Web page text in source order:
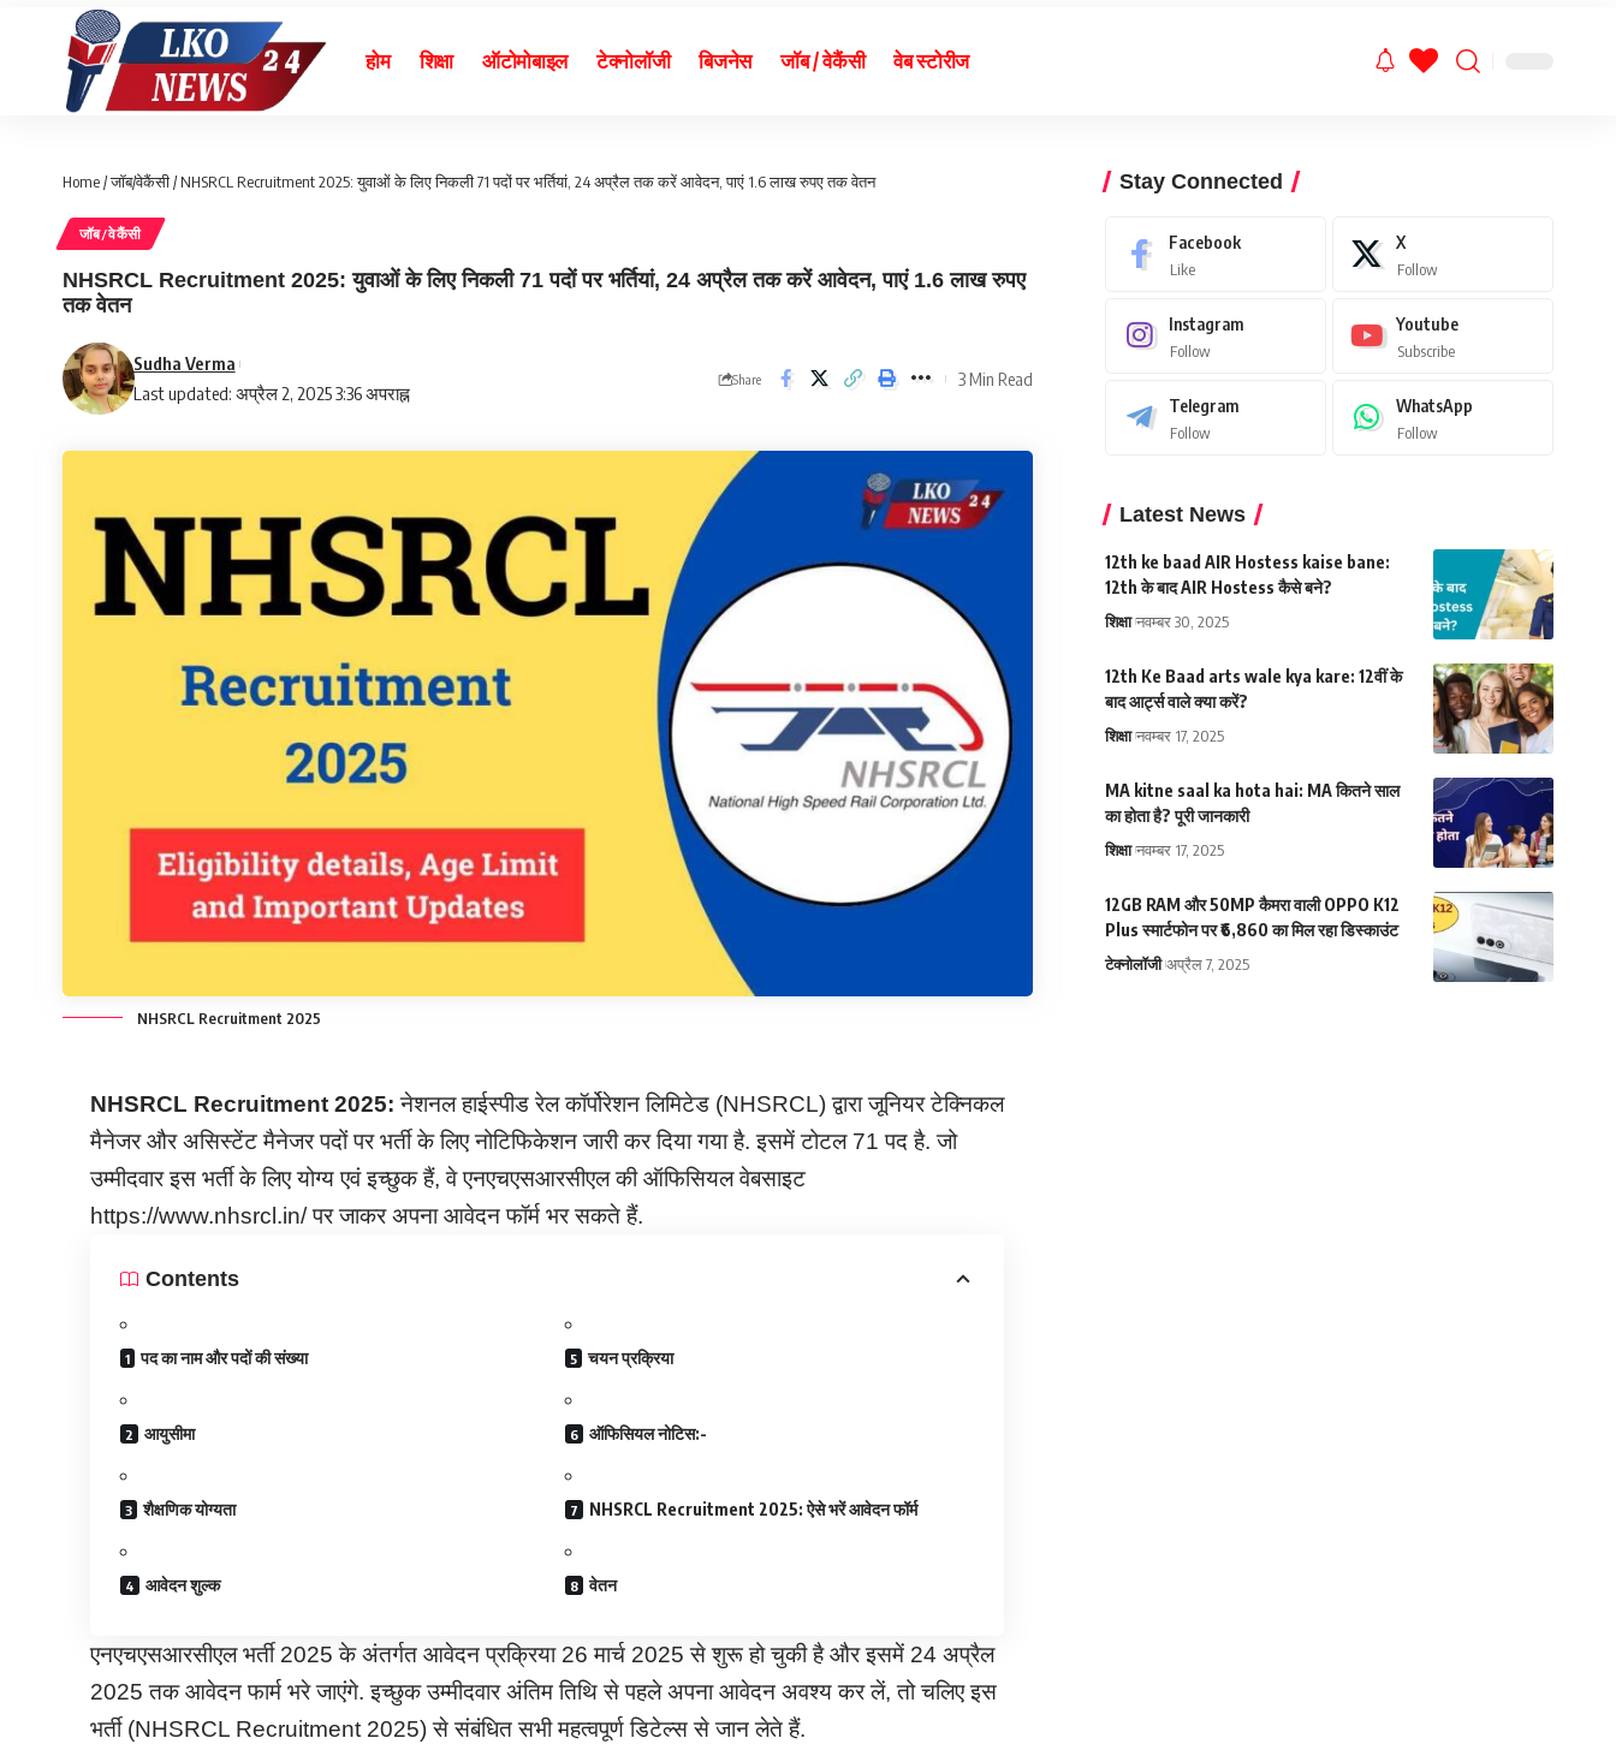
होम शिक्षा ऑटोमोबाइल टेक्नोलॉजी बिजनेस जॉब / वेकैंसी वेब स्टोरीज
Home/जॉब/वेकैंसी/NHSRCL Recruitment 2025: युवाओं के लिए निकली 71 पदों पर भर्तियां, 24 अप्रैल तक करें आवेदन, पाएं 1.6 लाख रुपए तक वेतन
जॉब/वेकैंसी
NHSRCL Recruitment 2025: युवाओं के लिए निकली 71 पदों पर भर्तियां, 24 अप्रैल तक करें आवेदन, पाएं 1.6 लाख रुपए
तक वेतन
Last updated: अप्रैल 2, 2025 3:36 अपराह्न
Sudha Verma
Share 3 Min Read
NHSRCL Recruitment 2025
NHSRCL Recruitment2025: नेशनल हाईस्पीड रेल कॉर्पोरेशन लिमिटेड (NHSRCL) द्वारा जूनियर टेक्निकल
मैनेजर और असिस्टेंट मैनेजर पदों पर भर्ती के लिए नोटिफिकेशन जारी कर दिया गया है. इसमें टोटल 71 पद है. जो
उम्मीदवार इस भर्ती के लिए योग्य एवं इच्छुक हैं, वे एनएचएसआरसीएल की ऑफिसियल वेबसाइट
https://www.nhsrcl.in/ पर जाकर अपना आवेदन फॉर्म भर सकते हैं.
Contents
पद का नाम और पदों की संख्या
आयुसीमा
शैक्षणिक योग्यता
आवेदन शुल्क
चयन प्रक्रिया
ऑफिसियल नोटिस:-
NHSRCL Recruitment 2025: ऐसे भरें आवेदन फॉर्म
वेतन
एनएचएसआरसीएल भर्ती 2025 के अंतर्गत आवेदन प्रक्रिया 26 मार्च 2025 से शुरू हो चुकी है और इसमें 24 अप्रैल
2025 तक आवेदन फार्म भरे जाएंगे. इच्छुक उम्मीदवार अंतिम तिथि से पहले अपना आवेदन अवश्य कर लें, तो चलिए इस
भर्ती (NHSRCL Recruitment 2025) से संबंधित सभी महत्वपूर्ण डिटेल्स से जान लेते हैं.
Stay Connected
Facebook
Like
X
Follow
Instagram
Follow
Youtube
Subscribe
Telegram
Follow
WhatsApp
Follow
Latest News
12th ke baad AIR Hostess kaise bane:
12th के बाद AIR Hostess कैसे बने?
शिक्षा नवम्बर 30, 2025
12th Ke Baad arts wale kya kare: 12वीं के
बाद आर्ट्स वाले क्या करें?
शिक्षा नवम्बर 17, 2025
MA kitne saal ka hota hai: MA कितने साल
का होता है? पूरी जानकारी
शिक्षा नवम्बर 17, 2025
12GB RAM और 50MP कैमरा वाली OPPO K12
Plus स्मार्टफोन पर ₹6,860 का मिल रहा डिस्काउंट
टेक्नोलॉजी अप्रैल 7, 2025